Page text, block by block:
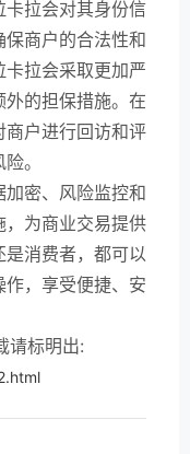
拉会对其身份信
商户的合法性和
拉会采取更加严
的担保措施。在
商户进行回访和评
。
密、风险监控和
，为商业交易提供
消费者，都可以
，享受便捷、安
请标明出: